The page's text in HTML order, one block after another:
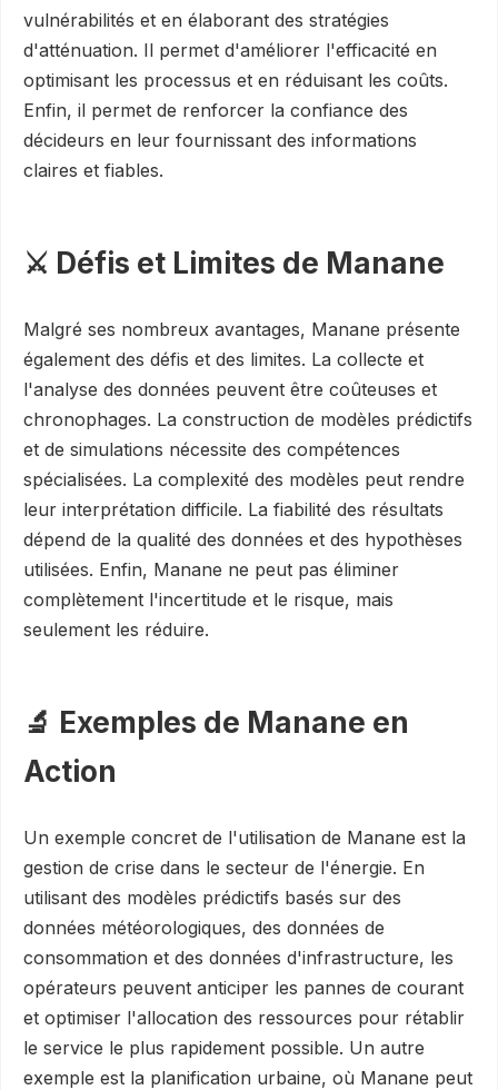
vulnérabilités et en élaborant des stratégies
d'atténuation. Il permet d'améliorer l'efficacité en
optimisant les processus et en réduisant les coûts.
Enfin, il permet de renforcer la confiance des
décideurs en leur fournissant des informations
claires et fiables.
⚔️ Défis et Limites de Manane
Malgré ses nombreux avantages, Manane présente
également des défis et des limites. La collecte et
l'analyse des données peuvent être coûteuses et
chronophages. La construction de modèles prédictifs
et de simulations nécessite des compétences
spécialisées. La complexité des modèles peut rendre
leur interprétation difficile. La fiabilité des résultats
dépend de la qualité des données et des hypothèses
utilisées. Enfin, Manane ne peut pas éliminer
complètement l'incertitude et le risque, mais
seulement les réduire.
🔬 Exemples de Manane en
Action
Un exemple concret de l'utilisation de Manane est la
gestion de crise dans le secteur de l'énergie. En
utilisant des modèles prédictifs basés sur des
données météorologiques, des données de
consommation et des données d'infrastructure, les
opérateurs peuvent anticiper les pannes de courant
et optimiser l'allocation des ressources pour rétablir
le service le plus rapidement possible. Un autre
exemple est la planification urbaine, où Manane peut